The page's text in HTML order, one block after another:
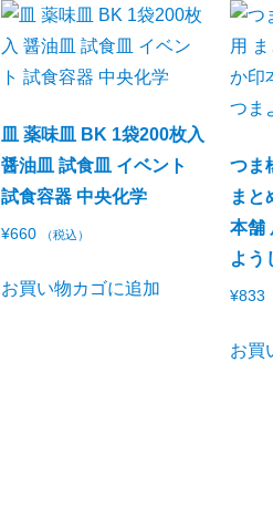
皿 薬味皿 BK 1袋200枚入
醤油皿 試食皿 イベント
試食容器 中央化学
¥660 （税込）
お買い物カゴに追加
つま
まと
本舗
よう
¥833
お買